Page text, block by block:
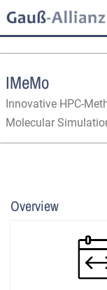
IMeMo
Innovative HPC-
Molecular
Overview